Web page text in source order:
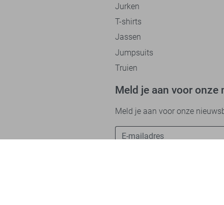
Jurken
T-shirts
Jassen
Jumpsuits
Truien
Meld je aan voor onze
Meld je aan voor onze